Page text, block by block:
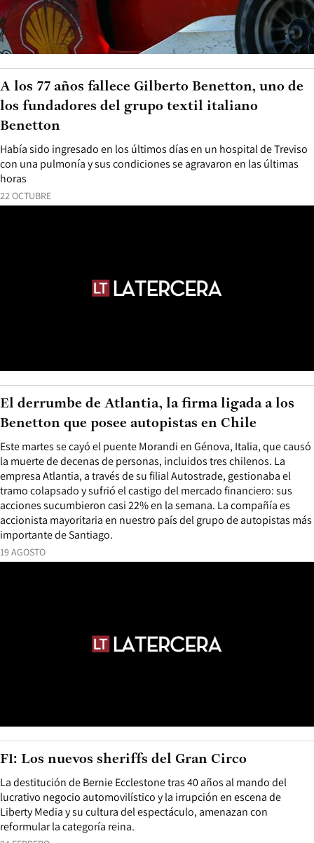
22 OCTUBRE
Había sido ingresado en los últimos días en un hospital de Treviso
con una pulmonía y sus condiciones se agravaron en las últimas
horas
A los 77 años fallece Gilberto Benetton, uno de
los fundadores del grupo textil italiano
Benetton
19 AGOSTO
Este martes se cayó el puente Morandi en Génova, Italia, que causó
la muerte de decenas de personas, incluidos tres chilenos. La
empresa Atlantia, a través de su filial Autostrade, gestionaba el
tramo colapsado y sufrió el castigo del mercado financiero: sus
acciones sucumbieron casi 22% en la semana. La compañía es
accionista mayoritaria en nuestro país del grupo de autopistas más
importante de Santiago.
El derrumbe de Atlantia, la firma ligada a los
Benetton que posee autopistas en Chile
La destitución de Bernie Ecclestone tras 40 años al mando del
lucrativo negocio automovilístico y la irrupción en escena de
Liberty Media y su cultura del espectáculo, amenazan con
reformular la categoría reina.
F1: Los nuevos sheriffs del Gran Circo